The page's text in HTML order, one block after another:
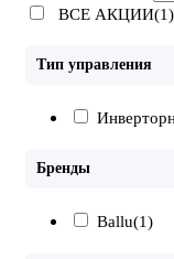
ВСЕ АКЦИИ(1)
Тип управления
Бренды
Ballu(1)